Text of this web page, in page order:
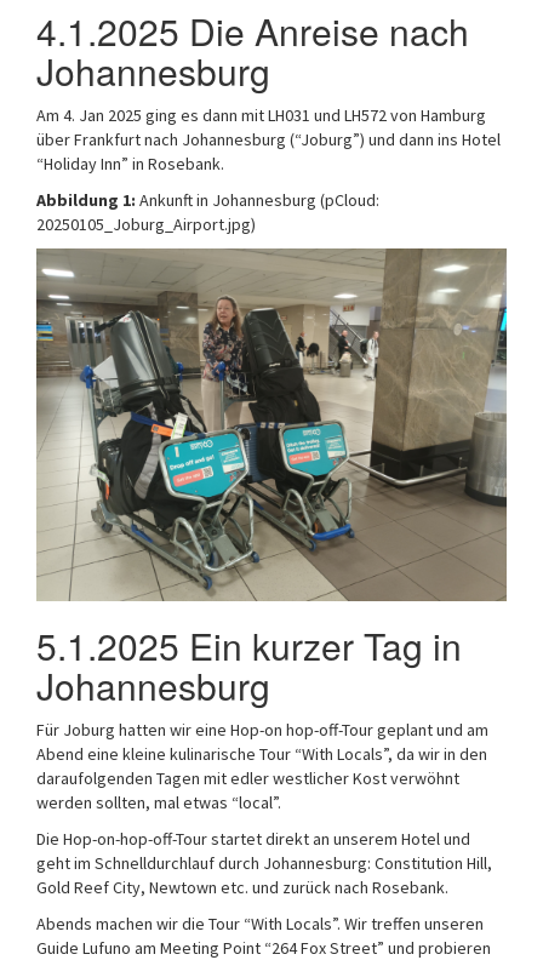
4.1.2025 Die Anreise nach
Johannesburg
Am 4. Jan 2025 ging es dann mit LH031 und LH572 von Hamburg
über Frankfurt nach Johannesburg (“Joburg”) und dann ins Hotel
“Holiday Inn” in Rosebank.
Abbildung 1: Ankunft in Johannesburg (pCloud:
20250105_Joburg_Airport.jpg)
5.1.2025 Ein kurzer Tag in
Johannesburg
Für Joburg hatten wir eine Hop-on hop-off-Tour geplant und am
Abend eine kleine kulinarische Tour “With Locals”, da wir in den
daraufolgenden Tagen mit edler westlicher Kost verwöhnt
werden sollten, mal etwas “local”.
Die Hop-on-hop-off-Tour startet direkt an unserem Hotel und
geht im Schnelldurchlauf durch Johannesburg: Constitution Hill,
Gold Reef City, Newtown etc. und zurück nach Rosebank.
Abends machen wir die Tour “With Locals”. Wir treffen unseren
Guide Lufuno am Meeting Point “264 Fox Street” und probieren